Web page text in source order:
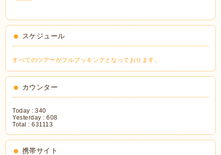
スケジュール
すべてのツアーがフルブッキングとなっております。
カウンター
Today :340
Yesterday :608
Total :631113
携帯サイト